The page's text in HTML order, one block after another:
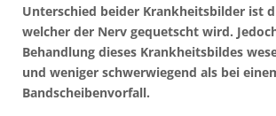
Unterschied beider Krankheitsbilder ist
welcher der Nerv gequetscht wird.
Behandlung dieses Krankheitsbildes
und weniger schwerwiegend als bei
Bandscheibenvorfall.